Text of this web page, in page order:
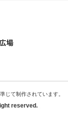
じて制作されています。
reserved.